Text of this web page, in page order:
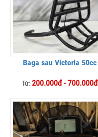
Baga sau Victoria 50cc
Từ:200.000đ - 700.000đ